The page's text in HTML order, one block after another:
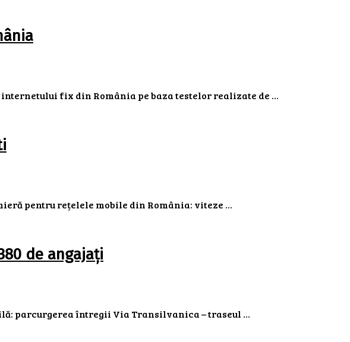
fix din România pe baza testelor realizate de ...
pentru rețelele mobile din România: viteze ...
de angajați
parcurgerea întregii Via Transilvanica – traseul ...